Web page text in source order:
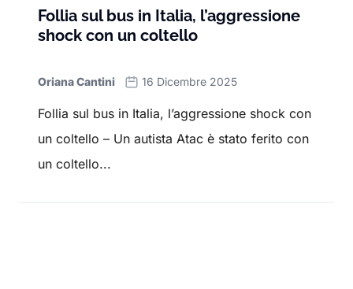
Follia sul bus in Italia, l’aggressione
shock con un coltello
Oriana Cantini 16 Dicembre 2025
Follia sul bus in Italia, l’aggressione shock con
un coltello – Un autista Atac è stato ferito con
un coltello...